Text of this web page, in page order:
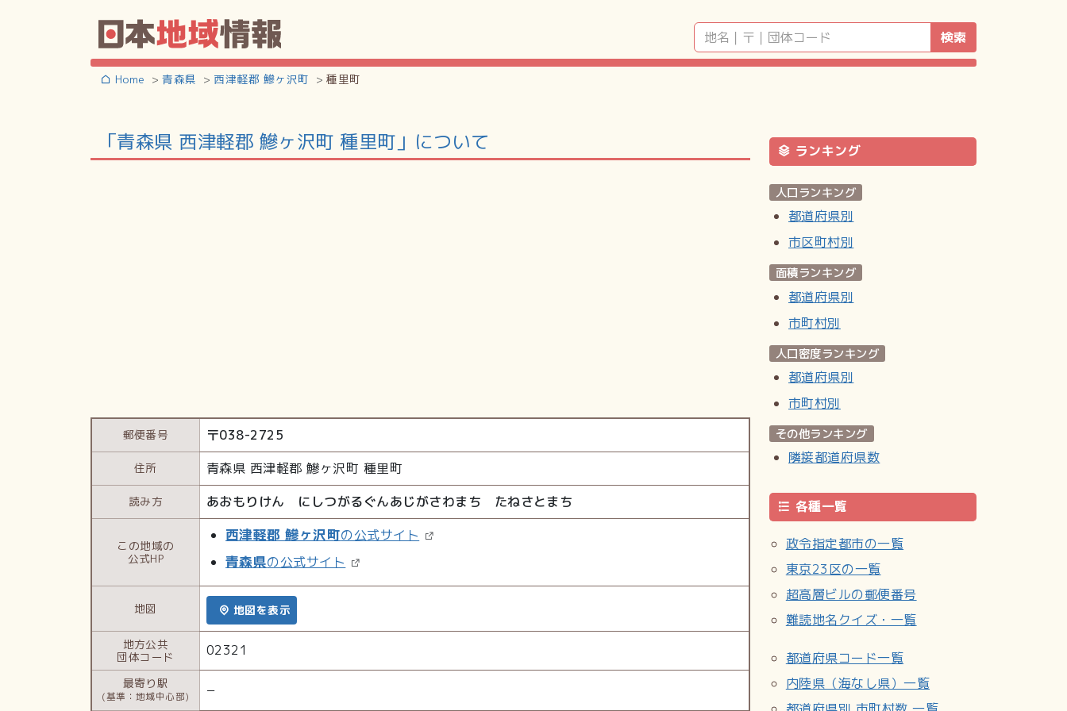
検索
Home 青森県 西津軽郡 鰺ヶ沢町 種里町
「青森県 西津軽郡 鰺ヶ沢町 種里町」について
郵便番号 〒038-2725
住所 青森県 西津軽郡 鰺ヶ沢町 種里町
読み方 あおもりけん にしつがるぐんあじがさわまち たねさとまち
この地域の
公式HP
西津軽郡 鰺ヶ沢町の公式サイト
青森県の公式サイト
地図 地図を表示
地方公共
団体コード
02321
最寄り駅
(基準：地域中心部) −
ランキング
人口ランキング
都道府県別
市区町村別
面積ランキング
都道府県別
市町村別
人口密度ランキング
都道府県別
市町村別
その他ランキング
隣接都道府県数
各種一覧
政令指定都市の一覧
東京23区の一覧
超高層ビルの郵便番号
難読地名クイズ・一覧
都道府県コード一覧
内陸県（海なし県）一覧